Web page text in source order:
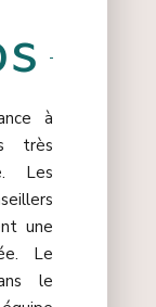
à
très
Les
une
Le
le